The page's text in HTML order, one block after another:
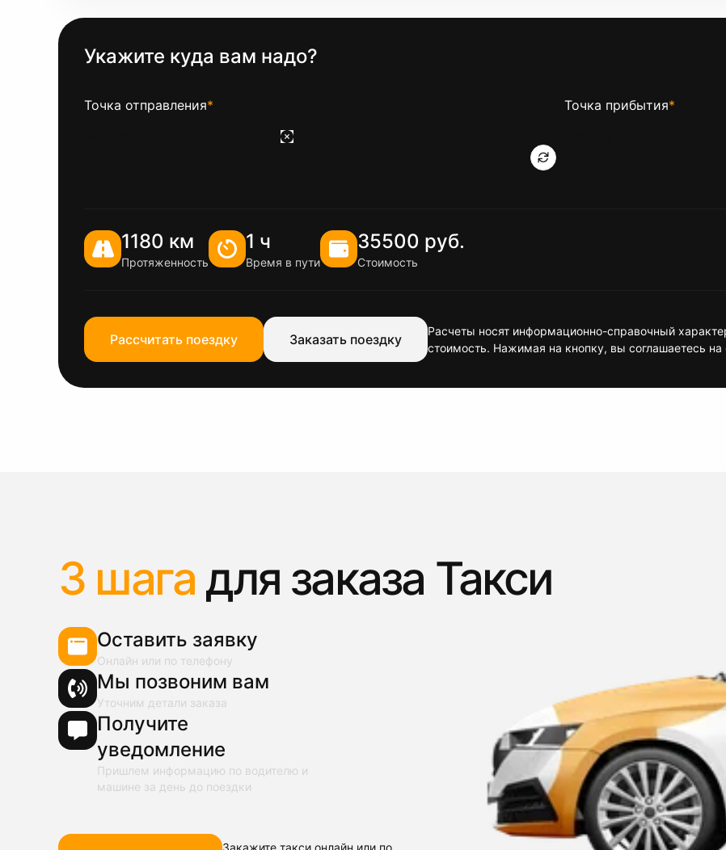
Укажите куда вам надо?
Точка отправления* Точка прибытия*
1180 км
Протяженность
1 ч
Время в пути
35500 руб.
Стоимость
Рассчитать поездку Заказать поездку
Расчеты носят информационно-справочный
стоимость. Нажимая на кнопку, вы соглашаетесь на
3 шага для заказа Такси
Оставить заявку
Онлайн или по телефону
Мы позвоним вам
Уточним детали заказа
Получите
уведомление
Пришлем информацию по водителю и
машине за день до поездки
Закажите такси онлайн или по